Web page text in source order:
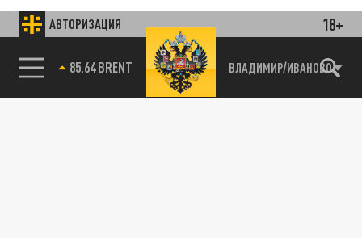
АВТОРИЗАЦИЯ 18+
85.64 BRENT ВЛАДИМИР/ИВАНОВО